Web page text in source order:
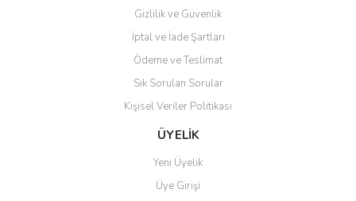
Gizlilik ve Güvenlik
İptal ve İade Şartları
Ödeme ve Teslimat
Sık Sorulan Sorular
Kişisel Veriler Politikası
ÜYELİK
Yeni Üyelik
Üye Girişi